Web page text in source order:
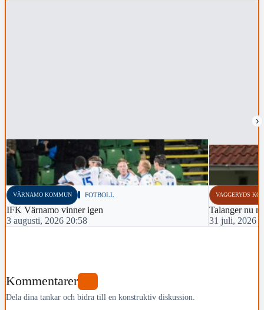
›
VÄRNAMO KOMMUN FOTBOLL
IFK Värnamo vinner igen
3 augusti, 2026 20:58
VAGGERYDS
Talanger nu
31 juli, 2026
Kommentarer
Dela dina tankar och bidra till en konstruktiv diskussion.